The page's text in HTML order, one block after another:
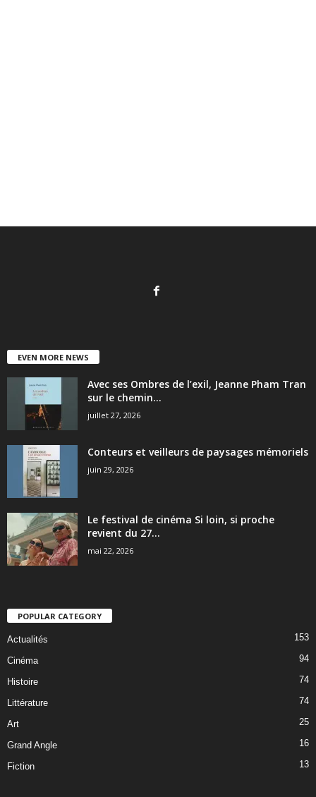
EVEN MORE NEWS
Avec ses Ombres de l’exil, Jeanne Pham Tran
sur le chemin...
juillet 27, 2026
Conteurs et veilleurs de paysages mémoriels
juin 29, 2026
Le festival de cinéma Si loin, si proche
revient du 27...
mai 22, 2026
POPULAR CATEGORY
Actualités 153
Cinéma 94
Histoire 74
Littérature 74
Art 25
Grand Angle 16
Fiction 13